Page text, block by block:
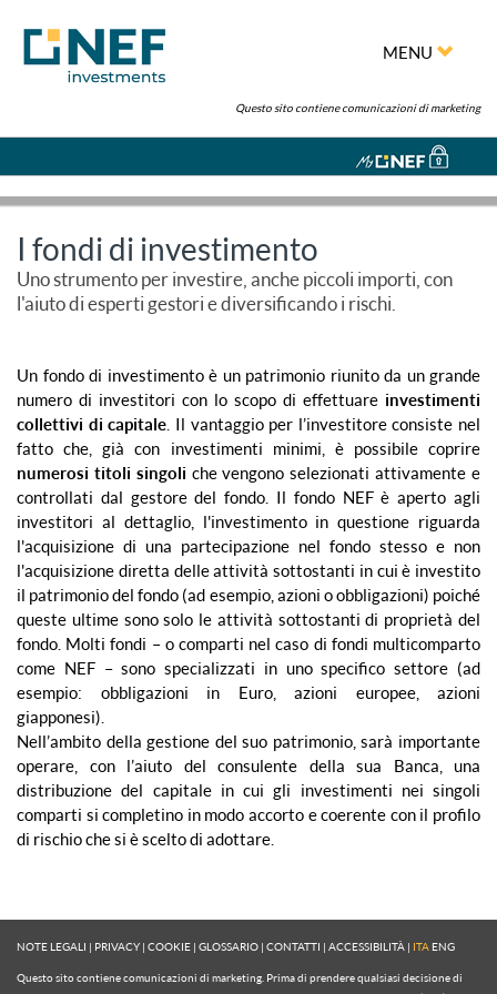
MENU
Questo sito contiene comunicazioni di marketing
I fondi di investimento
Uno strumento per investire, anche piccoli importi, con
l'aiuto di esperti gestori e diversificando i rischi.
Un fondo di investimento è un patrimonio riunito da un grande
numero di investitori con lo scopo di effettuare investimenti
collettivi di capitale . Il vantaggio per l’investitore consiste nel
fatto che, già con investimenti minimi, è possibile coprire
numerosi titoli singoli che vengono selezionati attivamente e
controllati dal gestore del fondo. Il fondo NEF è aperto agli
investitori al dettaglio, l'investimento in questione riguarda
l'acquisizione di una partecipazione nel fondo stesso e non
l'acquisizione diretta delle attività sottostanti in cui è investito
il patrimonio del fondo (ad esempio, azioni o obbligazioni) poiché
queste ultime sono solo le attività sottostanti di proprietà del
fondo. Molti fondi – o comparti nel caso di fondi multicomparto
come NEF – sono specializzati in uno specifico settore (ad
esempio: obbligazioni in Euro, azioni europee, azioni
giapponesi).
Nell’ambito della gestione del suo patrimonio, sarà importante
operare, con l’aiuto del consulente della sua Banca, una
distribuzione del capitale in cui gli investimenti nei singoli
comparti si completino in modo accorto e coerente con il profilo
di rischio che si è scelto di adottare.
NOTE LEGALI | PRIVACY | COOKIE | GLOSSARIO | CONTATTI | ACCESSIBILITÀ | ITA ENG
Questo sito contiene comunicazioni di marketing. Prima di prendere qualsiasi decisione di